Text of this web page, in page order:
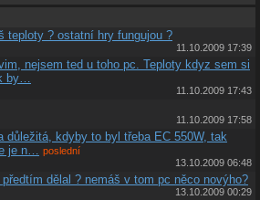
teploty ? ostatní hry fungujou ?
11.10.2009 17:39
nejsem ted u toho pc. Teploty kdyz sem si
by…
11.10.2009 17:43
11.10.2009 17:58
důležitá, kdyby to byl třeba EC 550W, tak
je n…
poslední
13.10.2009 06:48
dělal ? nemáš v tom pc něco novýho?
13.10.2009 00:29